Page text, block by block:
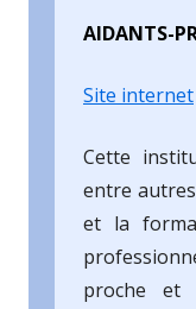
AIDANTS-
Site internet
Cette
entre
et la
proche et